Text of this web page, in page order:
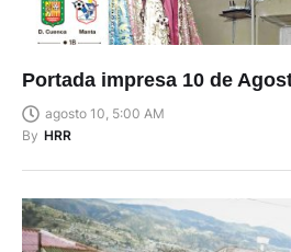
agosto 10, 5:00 AM
By HRR